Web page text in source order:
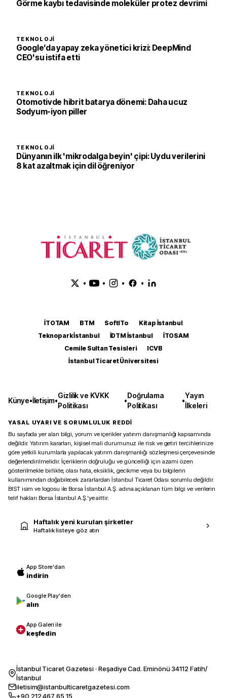
Görme kaybı tedavisinde moleküler protez devrimi
TEKNOLOJI
Google’da yapay zeka yönetici krizi: DeepMind
CEO'su istifa etti
TEKNOLOJI
Otomotivde hibrit batarya dönemi: Daha ucuz
Sodyum-iyon piller
TEKNOLOJI
Dünyanın ilk 'mikrodalga beyin' çipi: Uydu verilerini
8 kat azaltmak için dil öğreniyor
• • • •
İTOTAM BTM SoftITo
Kitap İstanbul
Teknopark İstanbul
İDTM İstanbul
İTOSAM
Cemile Sultan Tesisleri
ICVB
İstanbul Ticaret Üniversitesi
Künye•İletişim•
Gizlilik ve KVKK
Politikası
•
Doğrulama
Politikası
•
Yayın
İlkeleri
YASAL UYARI VE SORUMLULUK REDDİ
Bu sayfada yer alan bilgi, yorum ve içerikler yatırım danışmanlığı kapsamında
değildir. Yatırım kararları, kişisel mali durumunuz ile risk ve getiri tercihlerinize
göre yetkili kurumlarla yapılacak yatırım danışmanlığı sözleşmesi çerçevesinde
değerlendirilmelidir. İçeriklerin doğruluğu ve güncelliği için azami özen
gösterilmekle birlikte, olası hata, eksiklik, gecikme veya bu bilgilerin
kullanımından doğabilecek zararlardan İstanbul Ticaret Odası sorumlu değildir.
BIST isim ve logosu ile Borsa İstanbul A.Ş. adına açıklanan tüm bilgi ve verilerin
telif hakları Borsa İstanbul A.Ş.’ye aittir.
Haftalık yeni kurulan şirketler
Haftalık listeye göz atın
App Store'dan
indirin
Google Play'den
alın
App Galeri ile
keşfedin
İstanbul Ticaret Gazetesi · Reşadiye Cad. Eminönü 34112 Fatih/
İstanbul
iletisim@istanbulticaretgazetesi.com
+90 212 467 65 15